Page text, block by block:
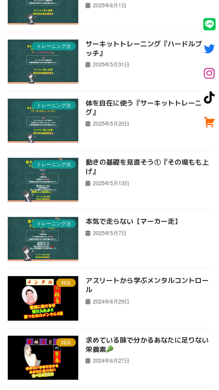
2025年6月1日
トレーニング法
サーキットトレーニング『ハードルブリ
ッチ』
2025年5月31日
トレーニング法
体を自在に使う『サーキットトレーニン
グ』
2025年5月20日
トレーニング法
動きの基礎を見直そう①『その場もも上
げ』
2025年5月13日
トレーニング法 本気で走らない【マーカー走】
2025年5月7日
雑談
アスリートから学ぶメンタルコントロー
ル
2024年6月29日
雑談
求めている味で分かるあなたに足りない
栄養素
2024年6月27日